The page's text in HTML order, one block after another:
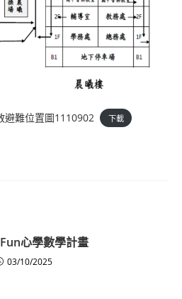
避難位置圖1110902 下載
心學數學計畫
03/10/2025